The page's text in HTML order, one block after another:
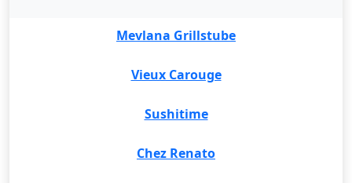
Mevlana Grillstube
Vieux Carouge
Sushitime
Chez Renato